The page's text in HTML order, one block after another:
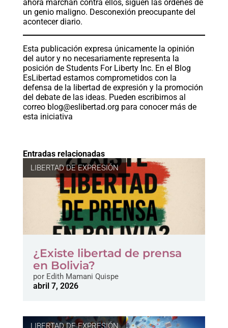
ahora marchan contra ellos, siguen las órdenes de
un genio maligno. Desconexión preocupante del
acontecer diario.
Esta publicación expresa únicamente la opinión
del autor y no necesariamente representa la
posición de Students For Liberty Inc. En el Blog
EsLibertad estamos comprometidos con la
defensa de la libertad de expresión y la promoción
del debate de las ideas. Pueden escribirnos al
correo blog@eslibertad.org para conocer más de
esta iniciativa
Entradas relacionadas
LIBERTAD DE EXPRESIÓN
¿Existe libertad de prensa
en Bolivia?
porEdith Mamani Quispe
abril 7, 2026
LIBERTAD DE EXPRESIÓN